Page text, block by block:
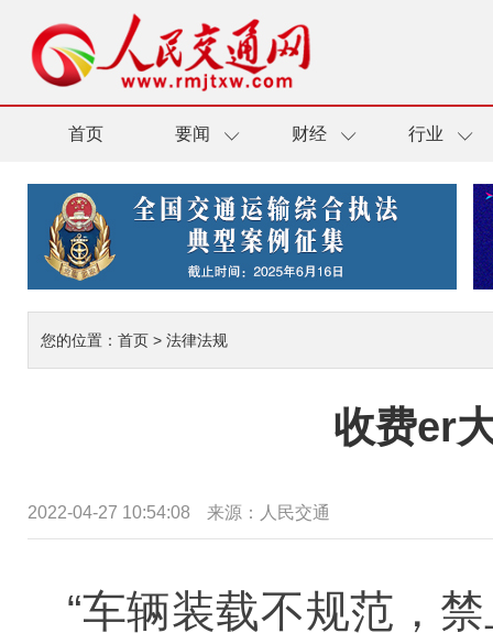
首页 要闻 财经 行业
您的位置： 首页 > 法律法规
收费er
2022-04-27 10:54:08 来源： 人民交通
“车辆装载不规范，